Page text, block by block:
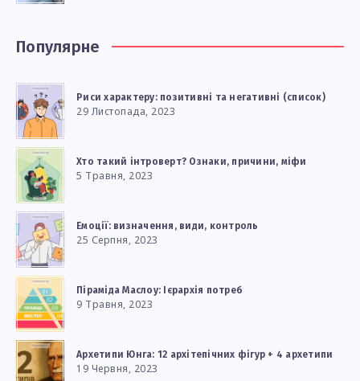
Популярне
Риси характеру: позитивні та негативні (список)
29 Листопада, 2023
Хто такий інтроверт? Ознаки, причини, міфи
5 Травня, 2023
Емоції: визначення, види, контроль
25 Серпня, 2023
Піраміда Маслоу: Ієрархія потреб
9 Травня, 2023
Архетипи Юнга: 12 архітепічних фігур + 4 архетипи
19 Червня, 2023